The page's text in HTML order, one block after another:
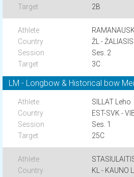
2B
ŽL -
Ses. 2
3C
LM - Longbow & Historical bow
SILLAT Leho
EST-SVK -
Ses. 1
25C
KL - KAUNO